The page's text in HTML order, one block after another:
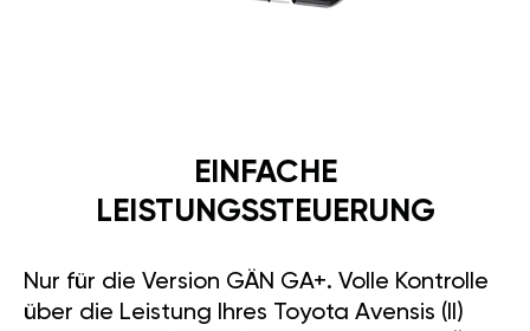
EINFACHE
LEISTUNGSSTEUERUNG
Nur für die Version GÄN GA+. Volle Kontrolle
über die Leistung Ihres Toyota Avensis (II)